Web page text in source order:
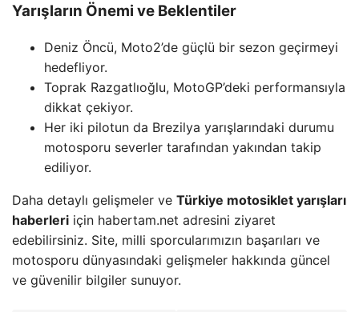
Yarışların Önemi ve Beklentiler
Deniz Öncü, Moto2’de güçlü bir sezon geçirmeyi
hedefliyor.
Toprak Razgatlıoğlu, MotoGP’deki performansıyla
dikkat çekiyor.
Her iki pilotun da Brezilya yarışlarındaki durumu
motosporu severler tarafından yakından takip
ediliyor.
Daha detaylı gelişmeler ve Türkiye motosiklet yarışları
haberleri için habertam.net adresini ziyaret
edebilirsiniz. Site, milli sporcularımızın başarıları ve
motosporu dünyasındaki gelişmeler hakkında güncel
ve güvenilir bilgiler sunuyor.